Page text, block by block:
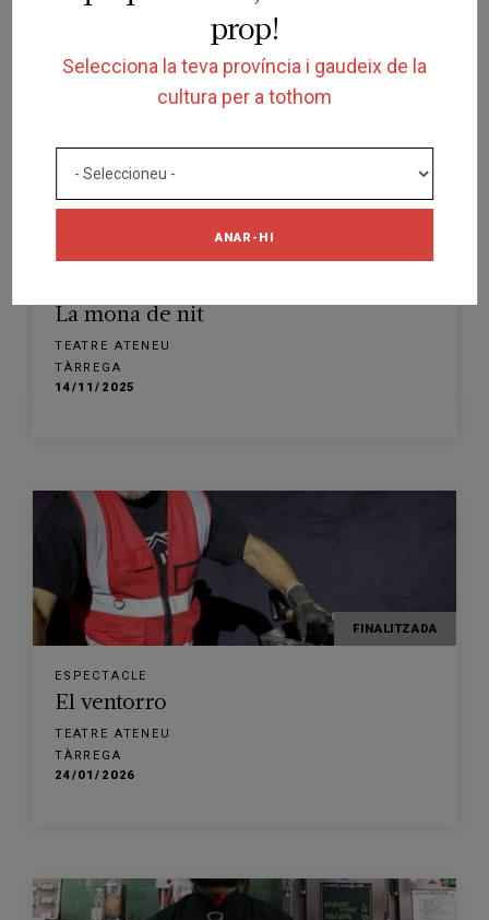
prop!
Selecciona la teva província i gaudeix de la
cultura per a tothom
ANAR-HI
La mona de nit
TEATRE ATENEU
TÀRREGA
14/11/2025
FINALITZADA
ESPECTACLE
El ventorro
TEATRE ATENEU
TÀRREGA
24/01/2026